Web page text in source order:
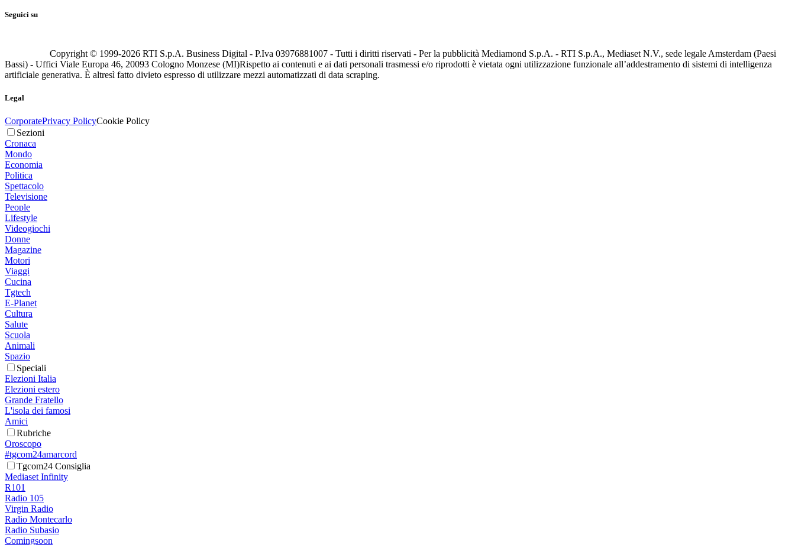
Seguici su
Copyright © 1999-2026 RTI S.p.A. Business Digital - P.Iva 03976881007 - Tutti i diritti riservati - Per la pubblicità Mediamond S.p.A. - RTI S.p.A., Mediaset N.V., sede legale Amsterdam (Paesi
Bassi) - Uffici Viale Europa 46, 20093 Cologno Monzese (MI)Rispetto ai contenuti e ai dati personali trasmessi e/o riprodotti è vietata ogni utilizzazione funzionale all’addestramento di sistemi di intelligenza
artificiale generativa. È altresì fatto divieto espresso di utilizzare mezzi automatizzati di data scraping.
Legal
CorporatePrivacy PolicyCookie Policy
Sezioni
Cronaca
Mondo
Economia
Politica
Spettacolo
Televisione
People
Lifestyle
Videogiochi
Donne
Magazine
Motori
Viaggi
Cucina
Tgtech
E-Planet
Cultura
Salute
Scuola
Animali
Spazio
Speciali
Elezioni Italia
Elezioni estero
Grande Fratello
L'isola dei famosi
Amici
Rubriche
Oroscopo
#tgcom24amarcord
Tgcom24 Consiglia
Mediaset Infinity
R101
Radio 105
Virgin Radio
Radio Montecarlo
Radio Subasio
Comingsoon